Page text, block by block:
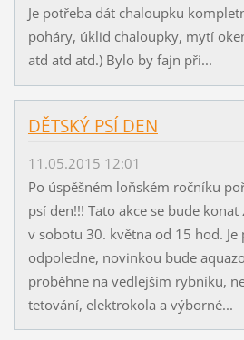
Je potřeba dát chaloupku
poháry, úklid chaloupky, mytí
atd atd atd.) Bylo by fajn při...
DĚTSKÝ PSÍ DEN
11.05.2015 12:01
Po úspěšném loňském ročníku
psí den!!! Tato akce se bude
v sobotu 30. května od 15 hod.
odpoledne, novinkou bude
proběhne na vedlejším rybníku,
tetování, elektrokola a výborné...